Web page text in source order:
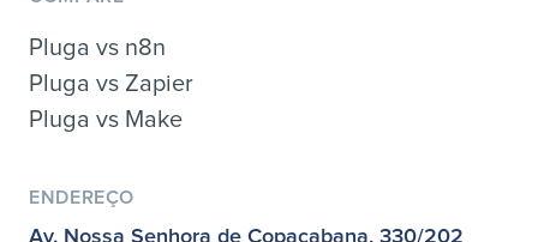
Pluga vs n8n
Pluga vs Zapier
Pluga vs Make
ENDEREÇO
Av. Nossa Senhora de Copacabana, 330/202